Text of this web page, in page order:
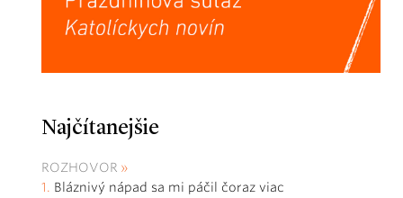
Najčítanejšie
ROZHOVOR
Bláznivý nápad sa mi páčil čoraz viac